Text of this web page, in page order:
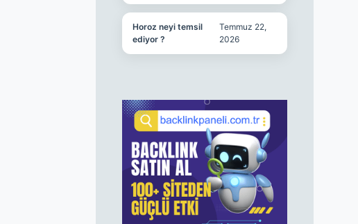
Horoz neyi temsil
ediyor ?
Temmuz 22,
2026